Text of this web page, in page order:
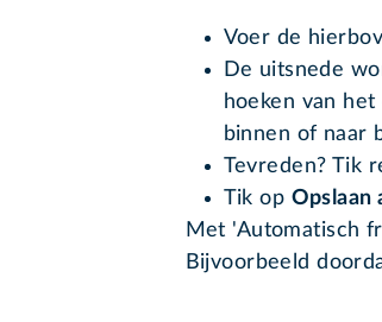
Voer de
De uitsnede
hoeken van
binnen of naar
Tevreden? Tik
Tik op Opslaan
Met 'Automatisch
Bijvoorbeeld